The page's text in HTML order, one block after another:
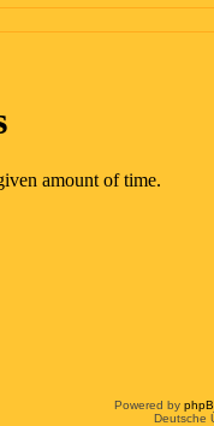
Powered by
Deutsche